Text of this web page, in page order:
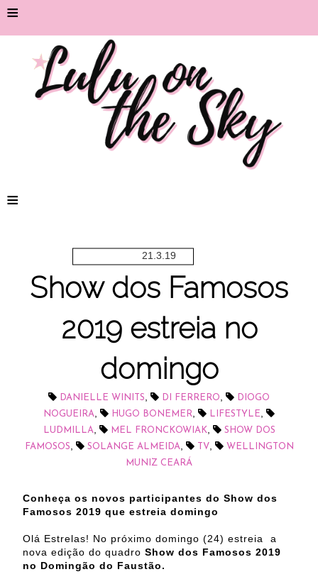
≡
≡
21.3.19
Show dos Famosos
2019 estreia no
domingo
DANIELLE WINITS, DI FERRERO,
DIOGO
NOGUEIRA, HUGO BONEMER, LIFESTYLE,
LUDMILLA, MEL FRONCKOWIAK,
SHOW DOS
FAMOSOS, SOLANGE ALMEIDA, TV,
WELLINGTON
MUNIZ CEARÁ
Conheça os novos participantes do Show dos
Famosos 2019 que estreia domingo
Olá Estrelas! No próximo domingo (24) estreia a
nova edição do quadro Show dos Famosos 2019
no Domingão do Faustão.